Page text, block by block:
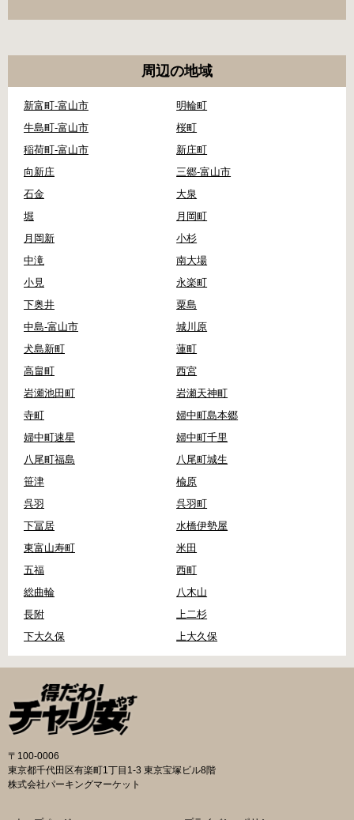
周辺の地域
新富町-富山市
明輪町
牛島町-富山市
桜町
稲荷町-富山市
新庄町
向新庄
三郷-富山市
石金
大泉
堀
月岡町
月岡新
小杉
中滝
南大場
小見
永楽町
下奥井
粟島
中島-富山市
城川原
犬島新町
蓮町
高畠町
西宮
岩瀬池田町
岩瀬天神町
寺町
婦中町島本郷
婦中町速星
婦中町千里
八尾町福島
八尾町城生
笹津
楡原
呉羽
呉羽町
下冨居
水橋伊勢屋
東富山寿町
米田
五福
西町
総曲輪
八木山
長附
上二杉
下大久保
上大久保
〒100-0006
東京都千代田区有楽町1丁目1-3 東京宝塚ビル8階
株式会社パーキングマーケット